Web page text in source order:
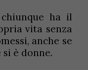
ha il
vita senza
anche se
è donne.